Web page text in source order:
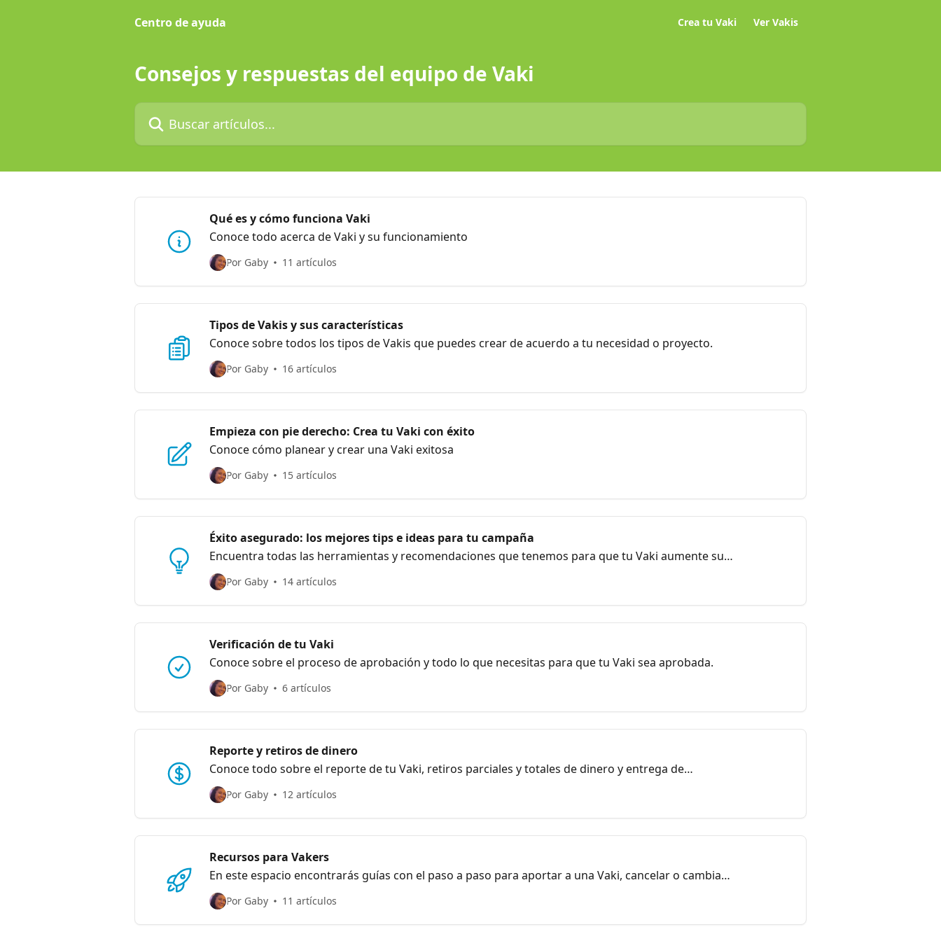
Centro de ayuda
Crea tu Vaki Ver Vakis
Consejos y respuestas del equipo de Vaki
Buscar artículos...
Qué es y cómo funciona Vaki
Conoce todo acerca de Vaki y su funcionamiento
Por Gaby 11 artículos
Tipos de Vakis y sus características
Conoce sobre todos los tipos de Vakis que puedes crear de acuerdo a tu necesidad o proyecto.
Por Gaby 16 artículos
Empieza con pie derecho: Crea tu Vaki con éxito
Conoce cómo planear y crear una Vaki exitosa
Por Gaby 15 artículos
Éxito asegurado: los mejores tips e ideas para tu campaña
Encuentra todas las herramientas y recomendaciones que tenemos para que tu Vaki aumente sus
posibilidades de éxito.
Por Gaby 14 artículos
Verificación de tu Vaki
Conoce sobre el proceso de aprobación y todo lo que necesitas para que tu Vaki sea aprobada.
Por Gaby 6 artículos
Reporte y retiros de dinero
Conoce todo sobre el reporte de tu Vaki, retiros parciales y totales de dinero y entrega de
recompensas.
Por Gaby 12 artículos
Recursos para Vakers
En este espacio encontrarás guías con el paso a paso para aportar a una Vaki, cancelar o cambiar
de tarjeta de una suscripción, entrega de recompensas
Por Gaby 11 artículos